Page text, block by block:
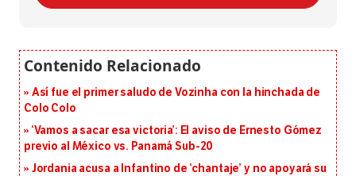
Así fue el primer saludo de Vozinha con la hinchada de
Colo Colo
‘Vamos a sacar esa victoria’: El aviso de Ernesto Gómez
previo al México vs. Panamá Sub-20
Jordania acusa a Infantino de ‘chantaje’ y no apoyará su